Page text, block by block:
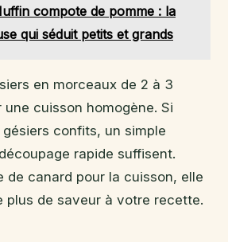
compote de pomme : la
qui séduit petits et grands
en morceaux de 2 à 3
cuisson homogène. Si
confits, un simple
rapide suffisent.
de canard pour la cuisson, elle
plus de saveur à votre recette.